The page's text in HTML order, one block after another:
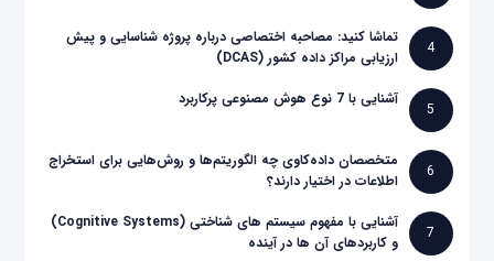
4
تماشا کنید: مصاحبه اختصاصی درباره پروژه شناسایی و پیش
ارزیابی مراکز داده کشور (DCAS)
5
آشنایی با 7 نوع هوش مصنوعی پرکاربرد
6
متخصصان داده‌کاوی چه الگوریتم‌ها و روش‌هایی برای استخراج
اطلاعات در اختیار دارند؟
7
آشنایی با مفهوم سیستم های شناختی (Cognitive Systems)
و کاربردهای آن ها در آینده